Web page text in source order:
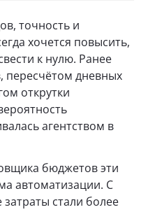
точность и
хочется повысить,
к нулю. Ранее
пересчётом дневных
открутки
агентством в
бюджетов эти
автоматизации. С
стали более